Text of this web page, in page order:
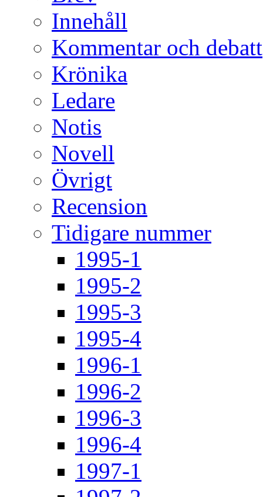
Innehåll
Kommentar och debatt
Krönika
Ledare
Notis
Novell
Övrigt
Recension
Tidigare nummer
1995-1
1995-2
1995-3
1995-4
1996-1
1996-2
1996-3
1996-4
1997-1